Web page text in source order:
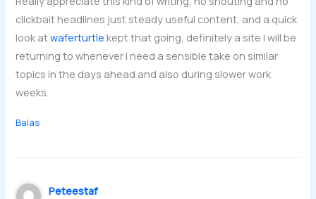
clickbait headlines just steady useful content, and a quick
look atwaferturtle kept that going, definitely a site I will be
returning to whenever I need a sensible take on similar
topics in the days ahead and also during slower work
weeks.
Balas
Peteestaf